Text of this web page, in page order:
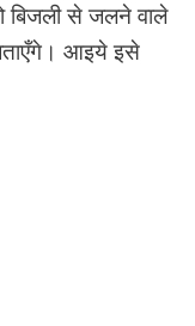
से जलने वाले
आइये इसे